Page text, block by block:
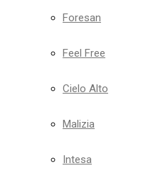
Foresan
Feel Free
Cielo Alto
Malizia
Intesa